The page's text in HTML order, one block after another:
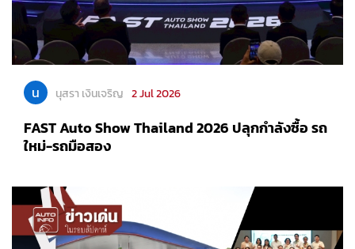
น นุสรา เงินเจริญ 2 Jul 2026
FAST Auto Show Thailand 2026 ปลุกกำลังซื้อ รถ
ใหม่-รถมือสอง